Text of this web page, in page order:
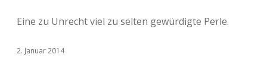
Eine zu Unrecht viel zu selten gewürdigte Perle.
2. Januar 2014